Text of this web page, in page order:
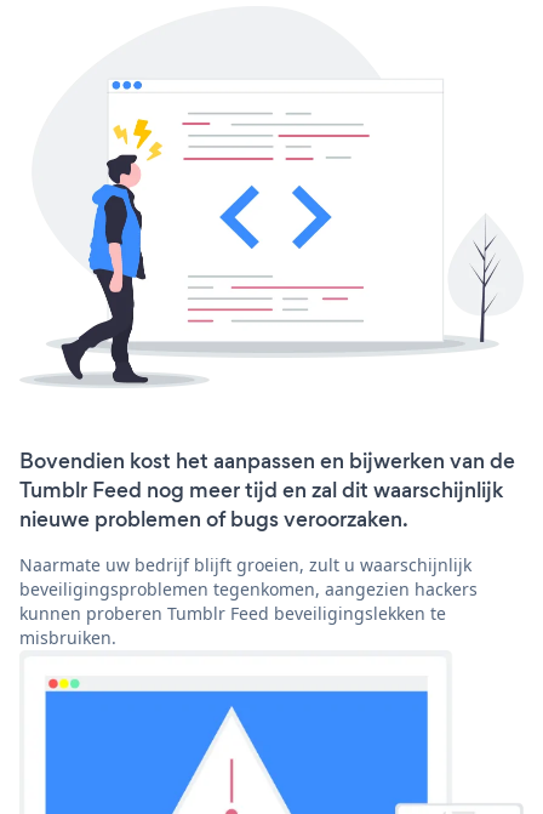
Bovendien kost het aanpassen en bijwerken van de
Tumblr Feed nog meer tijd en zal dit waarschijnlijk
nieuwe problemen of bugs veroorzaken.
Naarmate uw bedrijf blijft groeien, zult u waarschijnlijk
beveiligingsproblemen tegenkomen, aangezien hackers
kunnen proberen Tumblr Feed beveiligingslekken te
misbruiken.